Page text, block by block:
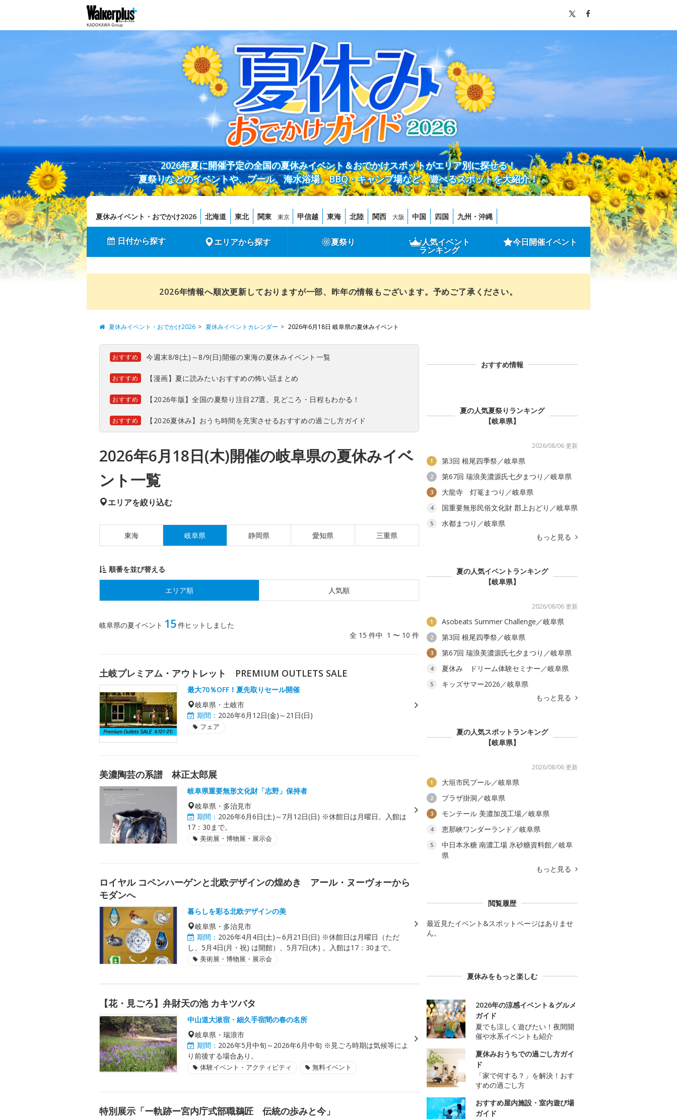
2026年夏に開催予定の全国の夏休みイベント＆おでかけスポットがエリア別に探せる！
夏祭りなどのイベントや、プール、海水浴場、BBQ・キャンプ場など、遊べるスポットを大紹介！
夏休みイベント・おでかけ2026 北海道 東北 関東 東京 甲信越 東海 北陸 関西 大阪 中国 四国 九州・沖縄
日付から探す エリアから探す 夏祭り 人気イベント
ランキング
今日開催イベント
2026年情報へ順次更新しておりますが一部、昨年の情報もございます。予めご了承ください。
夏休みイベント・おでかけ2026 夏休みイベントカレンダー 2026年6月18日 岐阜県の夏休みイベント
おすすめ 今週末8/8(土)～8/9(日)開催の東海の夏休みイベント一覧
おすすめ 【漫画】夏に読みたいおすすめの怖い話まとめ
おすすめ 【2026年版】全国の夏祭り注目27選。見どころ・日程もわかる！
おすすめ 【2026夏休み】おうち時間を充実させるおすすめの過ごし方ガイド
2026年6月18日(木)開催の岐阜県の夏休みイベ
ント一覧
エリアを絞り込む
東海 岐阜県 静岡県 愛知県 三重県
順番を並び替える
エリア順 人気順
岐阜県の夏イベント 15件ヒットしました
全 15 件中 1 〜 10 件
土岐プレミアム・アウトレット PREMIUM OUTLETS SALE
最大70％OFF！夏先取りセール開催
岐阜県・土岐市
期間： 2026年6月12日(金)～21日(日)
フェア
美濃陶芸の系譜 林正太郎展
岐阜県重要無形文化財「志野」保持者
岐阜県・多治見市
期間： 2026年6月6日(土)～7月12日(日) ※休館日は月曜日。入館は
17：30まで。
美術展・博物展・展示会
ロイヤル コペンハーゲンと北欧デザインの煌めき アール・ヌーヴォーから
モダンへ
暮らしを彩る北欧デザインの美
岐阜県・多治見市
期間： 2026年4月4日(土)～6月21日(日) ※休館日は月曜日（ただ
し、5月4日(月・祝) は開館）、5月7日(木) 。入館は17：30まで。
美術展・博物展・展示会
【花・見ごろ】弁財天の池 カキツバタ
中山道大湫宿・細久手宿間の春の名所
岐阜県・瑞浪市
期間： 2026年5月中旬～2026年6月中旬 ※見ごろ時期は気候等によ
り前後する場合あり。
体験イベント・アクティビティ 無料イベント
特別展示「ー軌跡ー宮内庁式部職鵜匠 伝統の歩みと今」
おすすめ情報
夏の人気夏祭りランキング
【岐阜県】
2026/08/06 更新
1 第3回 根尾四季祭／岐阜県
2 第67回 瑞浪美濃源氏七夕まつり／岐阜県
3 大龍寺 灯篭まつり／岐阜県
4 国重要無形民俗文化財 郡上おどり／岐阜県
5
水都まつり／岐阜県
もっと見る
夏の人気イベントランキング
【岐阜県】
2026/08/06 更新
1 Asobeats Summer Challenge／岐阜県
2 第3回 根尾四季祭／岐阜県
3 第67回 瑞浪美濃源氏七夕まつり／岐阜県
4 夏休み ドリーム体験セミナー／岐阜県
5
キッズサマー2026／岐阜県
もっと見る
夏の人気スポットランキング
【岐阜県】
2026/08/06 更新
1 大垣市民プール／岐阜県
2 プラザ掛洞／岐阜県
3 モンテール 美濃加茂工場／岐阜県
4 恵那峡ワンダーランド／岐阜県
5
中日本氷糖 南濃工場 氷砂糖資料館／岐阜
県
もっと見る
閲覧履歴
最近見たイベント&スポットページはありませ
ん。
夏休みをもっと楽しむ
2026年の涼感イベント＆グルメ
ガイド
夏でも涼しく遊びたい！夜間開
催や水系イベントも紹介
夏休みおうちでの過ごし方ガイ
ド
「家で何する？」を解決！おす
すめの過ごし方
おすすめ屋内施設・室内遊び場
ガイド